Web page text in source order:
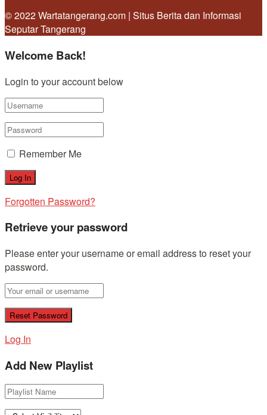
© 2022 Wartatangerang.com | Situs Berita dan Informasi
Seputar Tangerang
Welcome Back!
Login to your account below
Remember Me
Forgotten Password?
Retrieve your password
Please enter your username or email address to reset your
password.
Log In
Add New Playlist